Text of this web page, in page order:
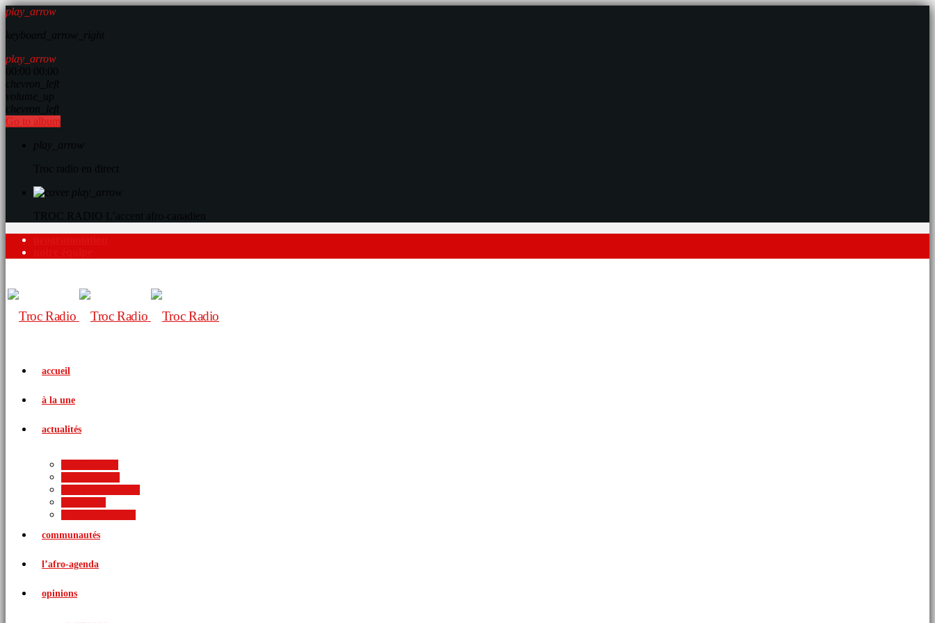
play_arrow
play_arrow
Go to album
accueil
à la une
actualités
communautés
l’afro-agenda
opinions